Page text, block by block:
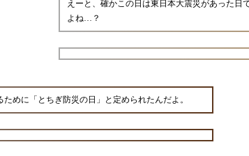
えーと、確かこの日は東日本大震災があった日
よね…？
めに「とちぎ防災の日」と定められたんだよ。